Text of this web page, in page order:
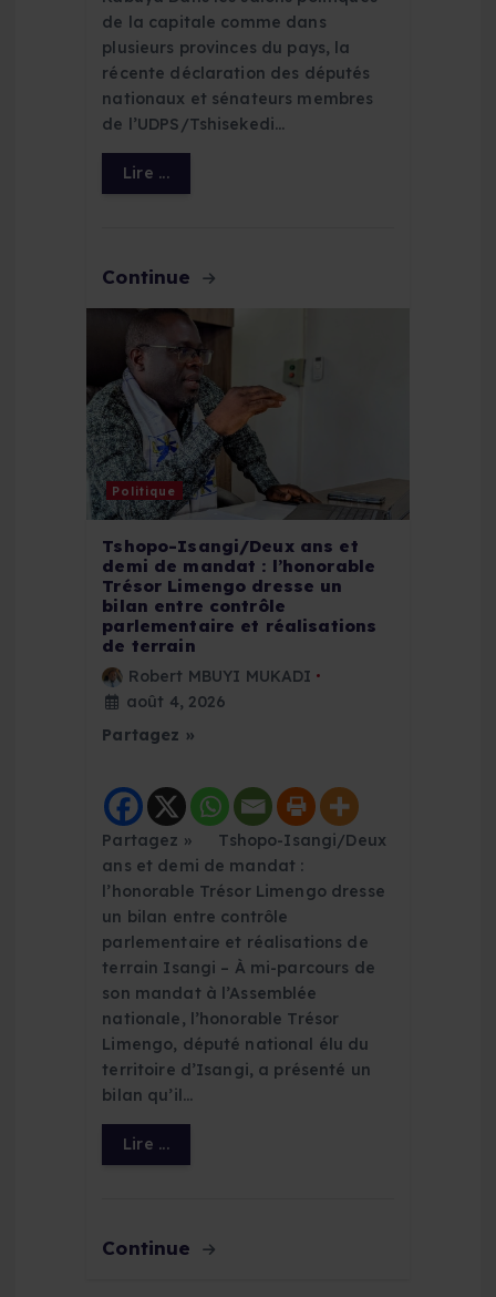
de la capitale comme dans
plusieurs provinces du pays, la
récente déclaration des députés
nationaux et sénateurs membres
de l’UDPS/Tshisekedi…
Lire ...
Continue
Politique
Tshopo-Isangi/Deux ans et
demi de mandat : l’honorable
Trésor Limengo dresse un
bilan entre contrôle
parlementaire et réalisations
de terrain
Robert MBUYI MUKADI
août 4, 2026
Partagez »
Partagez » Tshopo-Isangi/Deux
ans et demi de mandat :
l’honorable Trésor Limengo dresse
un bilan entre contrôle
parlementaire et réalisations de
terrain Isangi – À mi-parcours de
son mandat à l’Assemblée
nationale, l’honorable Trésor
Limengo, député national élu du
territoire d’Isangi, a présenté un
bilan qu’il…
Lire ...
Continue